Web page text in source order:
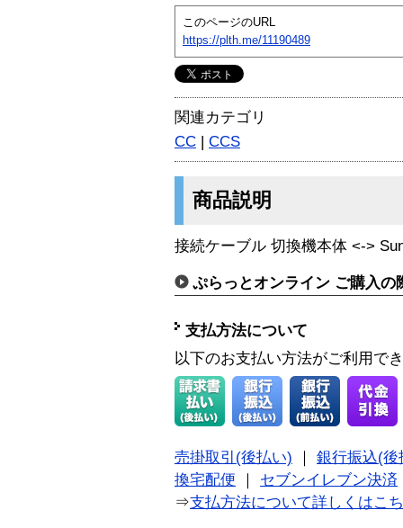
このページのURL
https://plth.me/11190489
関連カテゴリ
CC | CCS
商品説明
接続ケーブル 切換機本体 <->
ぷらっとオンライン ご購入の
支払方法について
以下のお支払い方法がご利用で
売掛取引(後払い)
銀行振込(後
換宅配便
セブンイレブン決済
⇒支払方法について詳しくはこ